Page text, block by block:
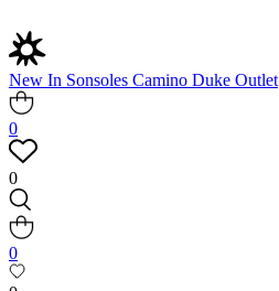
New In Sonsoles Camino Duke Outlet
0
0
0